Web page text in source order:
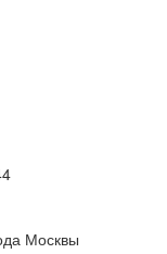
Москвы